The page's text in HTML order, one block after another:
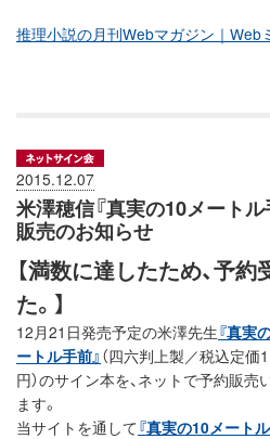
推理小説の月刊Webマガジン｜Web
2015.12.07
米澤穂信『真実の10メート
販売のお知らせ
【満数に達したため、予
た。】
12月21日発売予定の米澤先生『真実
ートル手前』 （四六判上製／税込定価
円）のサイン本を、ネットで予約販売
ます。
当サイトを通して『真実の10メート